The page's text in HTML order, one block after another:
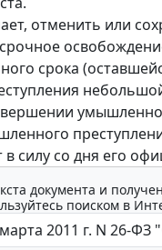
отменить или
срока
силу со дня его
документа и
поиском в